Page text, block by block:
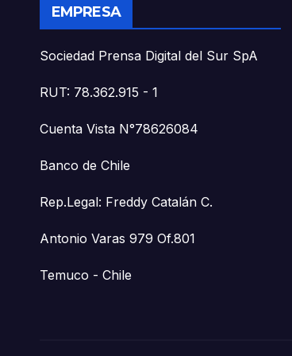
EMPRESA
Sociedad Prensa Digital del Sur SpA
RUT: 78.362.915 - 1
Cuenta Vista N°78626084
Banco de Chile
Rep.Legal: Freddy Catalán C.
Antonio Varas 979 Of.801
Temuco - Chile